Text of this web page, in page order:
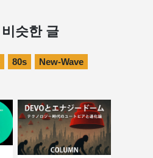
슷한 글
80s New-Wave